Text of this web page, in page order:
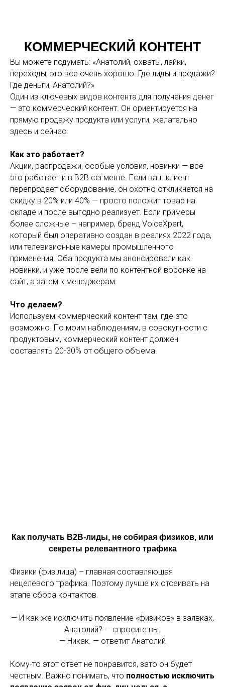
КОММЕРЧЕСКИЙ КОНТЕНТ
Вы можете подумать: «Анатолий, охваты, лайки,
переходы, это все очень хорошо. Где лиды и продажи?
Где деньги, Анатолий?»
Один из ключевых видов контента для получения денег
— это коммерческий контент. Он ориентируется на
прямую продажу продукта или услуги, желательно
здесь и сейчас.
Как это работает?
Акции, распродажи, особые условия, новинки — все
это работает и в B2B сегменте. Если ваш клиент
перепродает оборудование, он охотно откликнется на
скидку в 20% или 40% — просто положит товар на
складе и после выгодно реализует. Если примеры
более сложные – например, бренд VoiceXpert,
который был оперативно создан в реалиях 2022 года,
или телевизионные камеры промышленного
применения. Оба продукта мы анонсировали как
новинки, и уже после вели по контентной воронке на
сайт, а затем к менеджерам.
Что делаем?
Используем коммерческий контент там, где это
возможно. По моим наблюдениям, в совокупности с
продуктовым, коммерческий контент должен
составлять 20-30% от общего объема.
Как получать B2B-лиды, не собирая физиков, или
секреты релевантного трафика
Физики (физ.лица) – главная составляющая
нецелевого трафика. Поэтому лучше их отсеивать на
этапе сбора контактов.
— И как же исключить появление «физиков» в заявках,
Анатолий? — спросите вы.
— Никак. — ответит Анатолий
Кому-то этот ответ не понравится, зато он будет
честным. Важно понимать, что полностью исключить